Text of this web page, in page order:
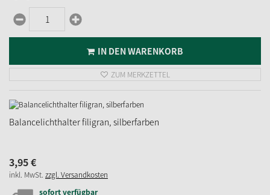
IN DEN WARENKORB
ZUM MERKZETTEL
Balancelichthalter filigran, silberfarben
3,95€
inkl. MwSt. zzgl. Versandkosten
sofort verfügbar